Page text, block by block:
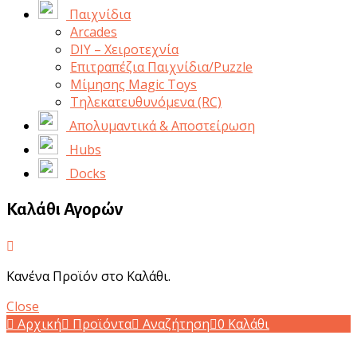
Παιχνίδια
Arcades
DIY – Χειροτεχνία
Επιτραπέζια Παιχνίδια/Puzzle
Μίμησης Magic Toys
Τηλεκατευθυνόμενα (RC)
Απολυμαντικά & Αποστείρωση
Hubs
Docks
Καλάθι Αγορών
Κανένα Προϊόν στο Καλάθι.
Close
Αρχική
Προϊόντα Αναζήτηση 0 Καλάθι